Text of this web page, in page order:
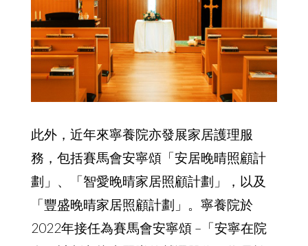
此外，近年來寧養院亦發展家居護理服
務，包括賽馬會安寧頌「安居晚晴照顧計
劃」、「智愛晚晴家居照顧計劃」，以及
「豐盛晚晴家居照顧計劃」。寧養院於
舍」計劃九龍東團隊的營運單位，為居於
九龍東區的院舍內患有晚期病患的院友提
供紓緩及臨終照顧服務，讓他們圓滿地走
完人生旅程。